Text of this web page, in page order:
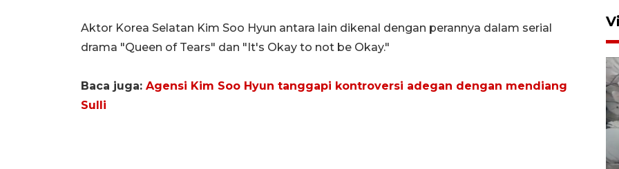
Aktor Korea Selatan Kim Soo Hyun antara lain dikenal dengan perannya dalam serial
drama "Queen of Tears" dan "It's Okay to not be Okay."
Baca juga: Agensi Kim Soo Hyun tanggapi kontroversi adegan dengan mendiang
Sulli